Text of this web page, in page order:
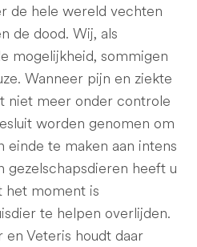
de hele wereld vechten
de dood. Wij, als
mogelijkheid, sommigen
Wanneer pijn en ziekte
niet meer onder controle
worden genomen om
te maken aan intens
gezelschapsdieren heeft u
het moment is
te helpen overlijden.
en Veteris houdt daar